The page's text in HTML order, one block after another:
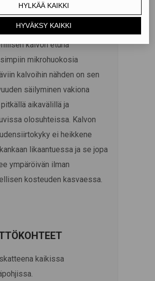
yhdisteiden keskinäisiin
kalvon etuna
mikrohuokosia
kalvoihin nähden on sen
säilyminen vakiona
aikavälillä ja
olosuhteissa. Kalvon
ei heikkene
likaantuessa ja se jopa
ympäröivän ilman
kosteuden kasvaessa.
kaikissa